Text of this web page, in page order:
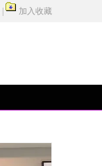
加入收藏